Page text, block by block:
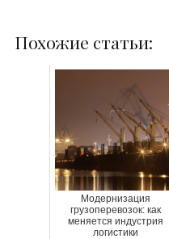
Похожие статьи:
Модернизация
грузоперевозок: как
меняется индустрия
логистики